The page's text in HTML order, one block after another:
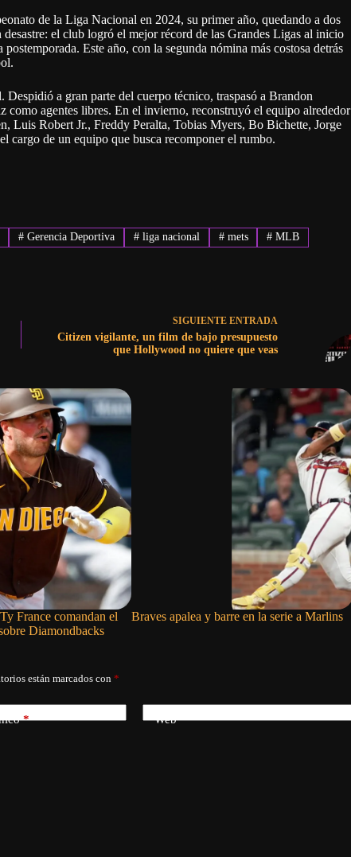
de la Liga Nacional en 2024, su primer año, quedando a dos
el club logró el mejor récord de las Grandes Ligas al inicio
Este año, con la segunda nómina más costosa detrás
a gran parte del cuerpo técnico, traspasó a Brandon
agentes libres. En el invierno, reconstruyó el equipo alrededor
Luis Robert Jr., Freddy Peralta, Tobias Myers, Bo Bichette, Jorge
cargo de un equipo que busca recomponer el rumbo.
# Gerencia Deportiva #liga nacional #mets # MLB
SIGUIENTE ENTRADA
Citizen vigilante, un film de bajo presupuesto
que Hollywood no quiere que veas
France comandan el
Diamondbacks
Braves apalea y barre en la serie a Marlins
están marcados con *
* Web